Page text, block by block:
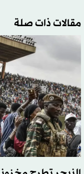
مقالات ذات صلة